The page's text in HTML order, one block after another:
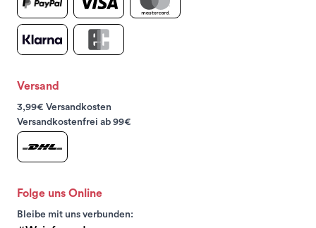
Versand
3,99€ Versandkosten
Versandkostenfrei ab 99€
Folge uns Online
Bleibe mit uns verbunden: